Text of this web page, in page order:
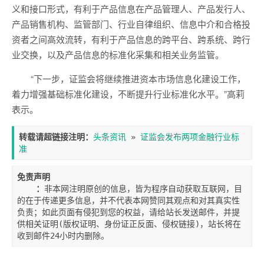
义和接口形式，有利于产品信息在产品管理人、产品发行人、
产品销售机构、监管部门、行业自律组织、信息中介和合格投
资者之间高效流转，有利于产品信息的跨平台、跨系统、跨行
业交换，以及产品信息的标准化采集和相关业务监管。
“下一步，证监会将继续推进资本市场信息化建设工作，
着力增强基础标准化建设，不断提升行业标准化水平。”高莉
表示。
转载请超链接注明： 头条资讯 » 证监会发布两项金融行业标
准
免责声明
    ：
非本网注明原创的信息，皆为程序自动获取互联网，目
的在于传递更多信息，并不代表本网赞同其观点和对其真实性
负责；如此页面有侵犯到您的权益，请给站长发送邮件，并提
供相关证明(版权证明、身份证正反面、侵权链接)，站长将在
收到邮件24小时内删除。